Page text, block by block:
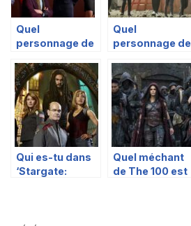
Quel
personnage de
Galactica’ es-
tu?
Quel
personnage de
Wolves es-tu ?
Qui es-tu dans
‘Stargate:
Quel méchant
de The 100 est